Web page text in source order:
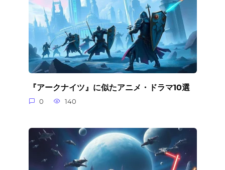
『アークナイツ』に似たアニメ・ドラマ10選
0 140